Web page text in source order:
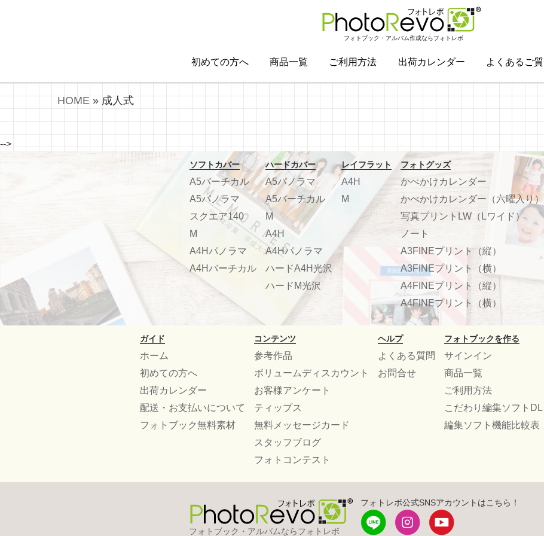
フォトブック・アルバム作成ならフォトレボ
初めての方へ 商品一覧 ご利用方法 出荷カレンダー よくあるご
HOME » 成人式
-->
ソフトカバー
A5バーチカル
A5パノラマ
スクエア140
M
A4Hパノラマ
A4Hバーチカル
ハードカバー
A5パノラマ
A5バーチカル
M
A4H
A4Hパノラマ
ハードA4H光沢
ハードM光沢
レイフラット
A4H
M
フォトグッズ
かべかけカレンダー
かべかけカレンダー（六曜入り）
写真プリントLW（Lワイド）
ノート
A3FINEプリント（縦）
A3FINEプリント（横）
A4FINEプリント（縦）
A4FINEプリント（横）
ガイド
ホーム
初めての方へ
出荷カレンダー
配送・お支払いについて
フォトブック無料素材
コンテンツ
参考作品
ボリュームディスカウント
お客様アンケート
ティップス
無料メッセージカード
スタッフブログ
フォトコンテスト
ヘルプ
よくある質問
お問合せ
フォトブックを作る
サインイン
商品一覧
ご利用方法
こだわり編集ソフトDL
編集ソフト機能比較表
フォトブック・アルバムならフォトレボ
フォトレボ公式SNSアカウントはこちら！